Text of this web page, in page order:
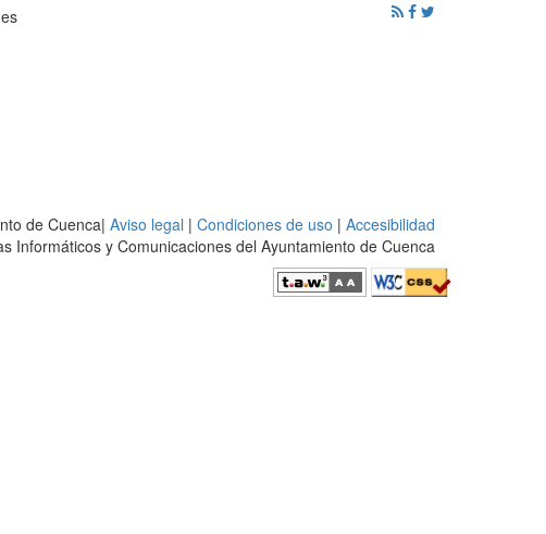
de Cuenca| Aviso legal | Condiciones de uso | Accesibilidad
Informáticos y Comunicaciones del Ayuntamiento de Cuenca